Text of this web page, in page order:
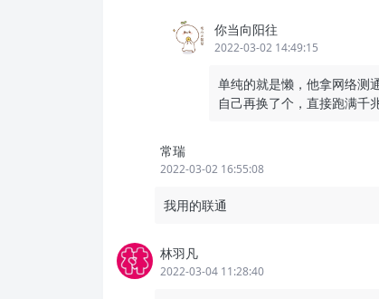
你当向阳往
2022-03-02 14:49:15
单纯的就是懒，他拿网络测
自己再换了个，直接跑满千
常瑞
2022-03-02 16:55:08
我用的联通
林羽凡
2022-03-04 11:28:40